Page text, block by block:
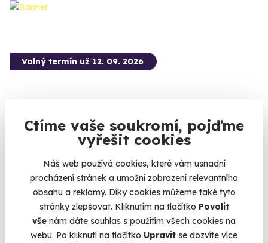
Ctíme vaše soukromí, pojďme
vyřešit cookies
Náš web používá cookies, které vám usnadní
procházení stránek a umožní zobrazení relevantního
obsahu a reklamy. Díky cookies můžeme také tyto
stránky zlepšovat. Kliknutím na tlačítko Povolit
vše nám dáte souhlas s použitím všech cookies na
webu. Po kliknutí na tlačítko Upravit se dozvíte více
Volný termín už 12. 09. 2026
Flyboarding - Tandemové létání
Let s profesionálním instruktorem
Lipno (Amenity Resort)
(+ 4 další lokality)